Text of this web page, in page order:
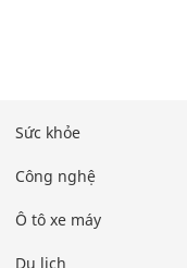
Sức khỏe
Công nghệ
Ô tô xe máy
Du lịch